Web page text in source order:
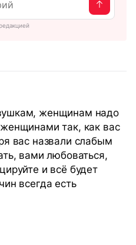
женщинам надо
так, как вас
вас назвали слабым
вами любоваться,
и всё будет
всегда есть